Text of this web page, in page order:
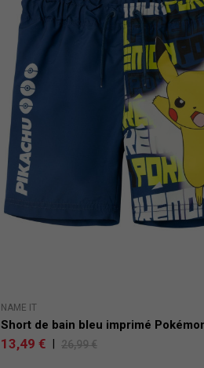
NAME IT
Short de bain bleu imprimé
13,49 € 26,99 €